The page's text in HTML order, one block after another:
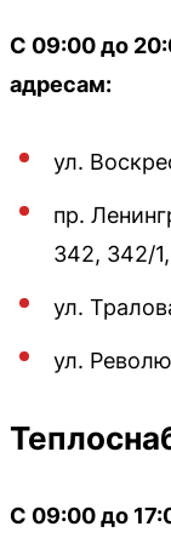
С 09:00 до
адресам:
ул.
пр.
342, 342/
ул.
ул.
С 09:00 до